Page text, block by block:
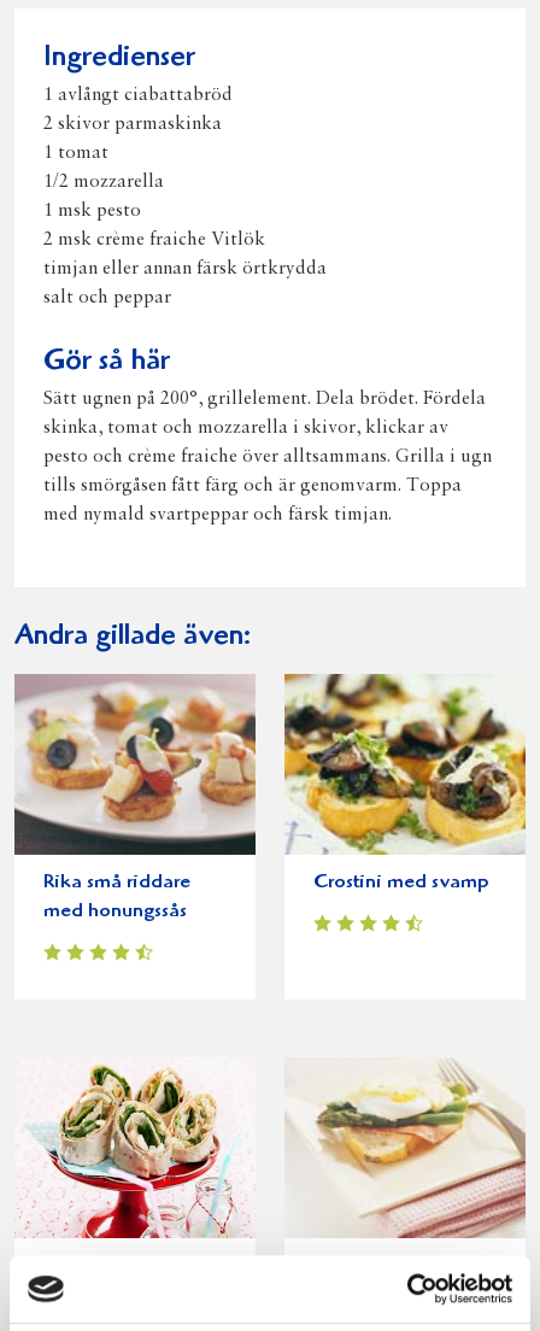
Ingredienser
1 avlångt ciabattabröd
2 skivor parmaskinka
1 tomat
1/2 mozzarella
1 msk pesto
2 msk crème fraiche Vitlök
timjan eller annan färsk örtkrydda
salt och peppar
Gör så här
Sätt ugnen på 200°, grillelement. Dela brödet. Fördela
skinka, tomat och mozzarella i skivor, klickar av
pesto och crème fraiche över alltsammans. Grilla i ugn
tills smörgåsen fått färg och är genomvarm. Toppa
med nymald svartpeppar och färsk timjan.
Andra gillade även:
Rika små riddare
med honungssås
Crostini med svamp
ägg och kaviar
skinka, ägg och
sparris